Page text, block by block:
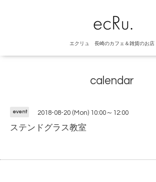
エクリュ 長崎のカフェ＆雑貨のお店
calendar
event 2018-08-20 (Mon) 10:00～12:00
ステンドグラス教室